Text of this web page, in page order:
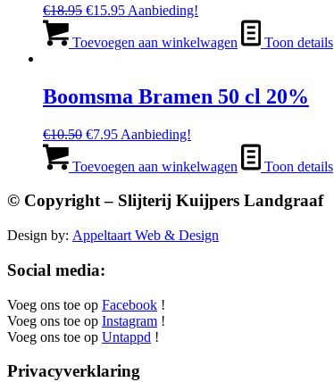
€18.95 Oorspronkelijke
was:
€15.95Huidige
is:
Aanbieding!
Toevoegen aan winkelwagen Toon details
Boomsma Bramen 50 cl 20%
€10.50 Oorspronkelijke
was:
€7.95Huidige
is:
Aanbieding!
Toevoegen aan winkelwagen Toon details
© Copyright – Slijterij Kuijpers Landgraaf
Design by: Appeltaart Web & Design
Social media:
Voeg ons toe op Facebook !
Voeg ons toe op Instagram !
Voeg ons toe op Untappd !
Privacyverklaring